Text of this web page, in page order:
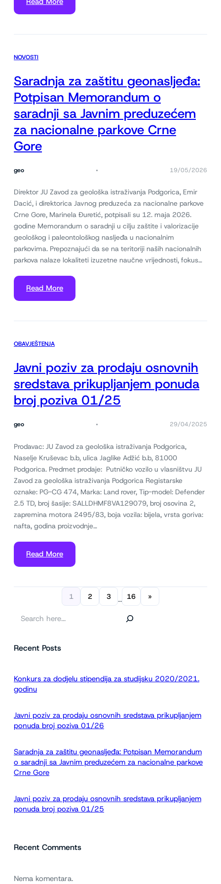
NOVOSTI
Saradnja za zaštitu geonasljeđa:
Potpisan Memorandum o
saradnji sa Javnim preduzećem
za nacionalne parkove Crne
Gore
geo 19/05/2026
Direktor JU Zavod za geološka istraživanja Podgorica, Emir
Dacić, i direktorica Javnog preduzeća za nacionalne parkove
Crne Gore, Marinela Đuretić, potpisali su 12. maja 2026.
godine Memorandum o saradnji u cilju zaštite i valorizacije
geološkog i paleontološkog nasljeđa u nacionalnim
parkovima. Prepoznajući da se na teritoriji naših nacionalnih
parkova nalaze lokaliteti izuzetne naučne vrijednosti, fokus…
Read More
OBAVJEŠTENJA
Javni poziv za prodaju osnovnih
sredstava prikupljanjem ponuda
broj poziva 01/25
geo 29/04/2025
Prodavac: JU Zavod za geološka istraživanja Podgorica,
Naselje Kruševac b.b, ulica Jaglike Adžić b.b, 81000
Podgorica. Predmet prodaje: Putničko vozilo u vlasništvu JU
Zavod za geološka istraživanja Podgorica Registarske
oznake: PG-CG 474, Marka: Land rover, Tip-model: Defender
2.5 TD, broj šasije: SALLDHMF8VA129079, broj osovina 2,
zapremina motora 2495/83, boja vozila: bijela, vrsta goriva:
nafta, godina proizvodnje…
Read More
1 2 3 … 16 »
t
g
Recent Posts
Konkurs za dodjelu stipendija za studijsku 2020/2021.
godinu
Javni poziv za prodaju osnovnih sredstava prikupljanjem
ponuda broj poziva 01/26
Saradnja za zaštitu geonasljeđa: Potpisan Memorandum
o saradnji sa Javnim preduzećem za nacionalne parkove
Crne Gore
Javni poziv za prodaju osnovnih sredstava prikupljanjem
ponuda broj poziva 01/25
Recent Comments
Nema komentara.